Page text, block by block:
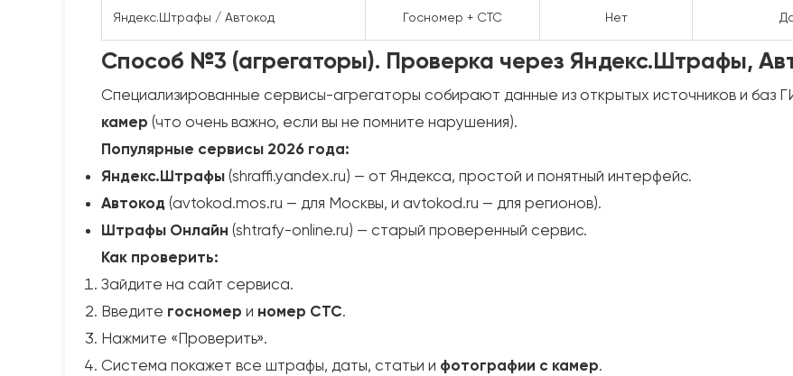
Яндекс.Штрафы / Автокод Госномер + СТС Нет
Способ №3 (агрегаторы). Проверка через Яндекс.Штрафы,
Специализированные сервисы-агрегаторы собирают данные из открытых источников и баз
камер (что очень важно, если вы не помните нарушения).
Популярные сервисы 2026 года:
Яндекс.Штрафы (shraffi.yandex.ru) — от Яндекса, простой и понятный интерфейс.
Автокод (avtokod.mos.ru — для Москвы, и avtokod.ru — для регионов).
Штрафы Онлайн (shtrafy-online.ru) — старый проверенный сервис.
Как проверить:
Зайдите на сайт сервиса.
Введите госномер и номер СТС.
Нажмите «Проверить».
Система покажет все штрафы, даты, статьи и фотографии с камер.